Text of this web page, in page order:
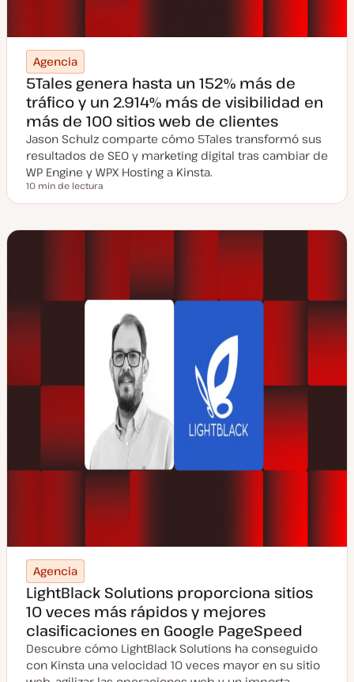
Agencia
5Tales genera hasta un 152% más de
tráfico y un 2.914% más de visibilidad en
más de 100 sitios web de clientes
Jason Schulz comparte cómo 5Tales transformó sus
resultados de SEO y marketing digital tras cambiar de
WP Engine y WPX Hosting a Kinsta.
Tiempo de lectura
10 min de lectura
Agencia
LightBlack Solutions proporciona sitios
10 veces más rápidos y mejores
clasificaciones en Google PageSpeed
Descubre cómo LightBlack Solutions ha conseguido
con Kinsta una velocidad 10 veces mayor en su sitio